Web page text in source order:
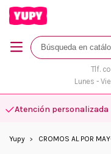
Tlf.
Lunes -
Atención personalizada
Yupy CROMOS AL POR